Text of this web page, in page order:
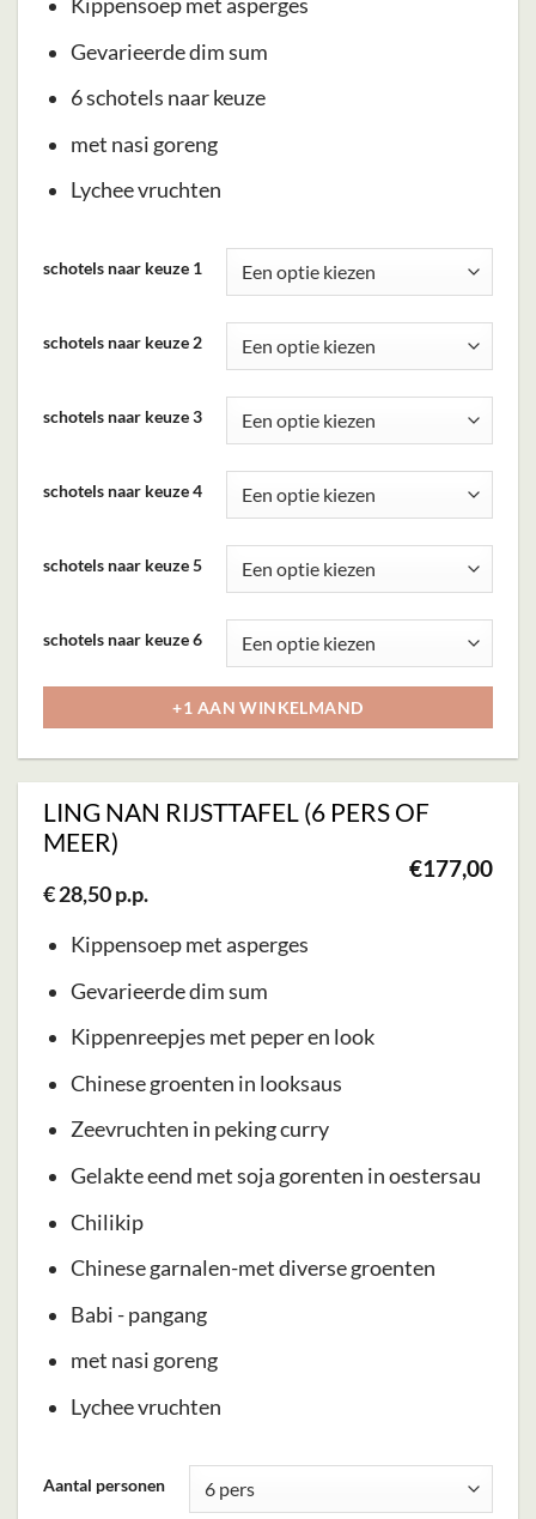
Kippensoep met asperges
Gevarieerde dim sum
6 schotels naar keuze
met nasi goreng
Lychee vruchten
meerdere
Deze
kan
productpagina
schotels naar keuze 1
schotels naar keuze 2
schotels naar keuze 3
schotels naar keuze 4
schotels naar keuze 5
schotels naar keuze 6
+1 AAN WINKELMAND
LING NAN RIJSTTAFEL (6 PERS OF
MEER)
€177,00
€ 28,50 p.p.
Kippensoep met asperges
Gevarieerde dim sum
Kippenreepjes met peper en look
Chinese groenten in looksaus
Zeevruchten in peking curry
Gelakte eend met soja gorenten in oestersau
Chilikip
Chinese garnalen-met diverse groenten
Babi - pangang
met nasi goreng
Lychee vruchten
product
Aantal personen